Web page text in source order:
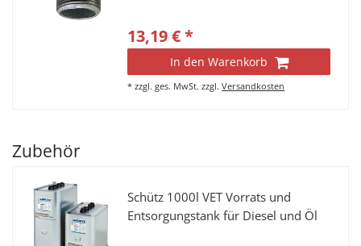
13,19 € *
In den Warenkorb
*zzgl. ges. MwSt. zzgl.Versandkosten
Zubehör
Schütz 1000l VET Vorrats und
Entsorgungstank für Diesel und Öl